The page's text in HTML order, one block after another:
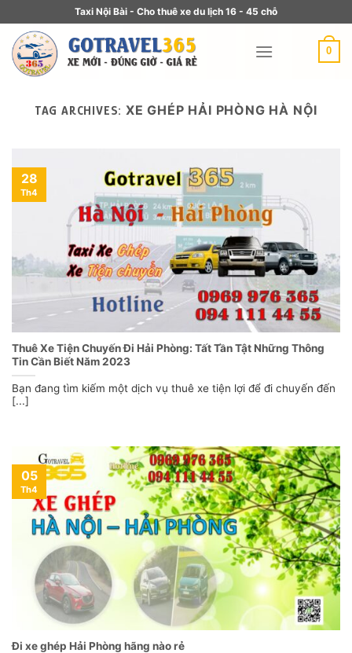
Taxi Nội Bài - Cho thuê xe du lịch 16 - 45 chỗ
0
TAG ARCHIVES: XE GHÉP HẢI PHÒNG HÀ NỘI
Thuê Xe Tiện Chuyến Đi Hải Phòng: Tất Tần Tật Những Thông
Tin Cần Biết Năm 2023
Bạn đang tìm kiếm một dịch vụ thuê xe tiện lợi để đi chuyến đến
[...]
28
Th4
Đi xe ghép Hải Phòng hãng nào rẻ
05
Th4